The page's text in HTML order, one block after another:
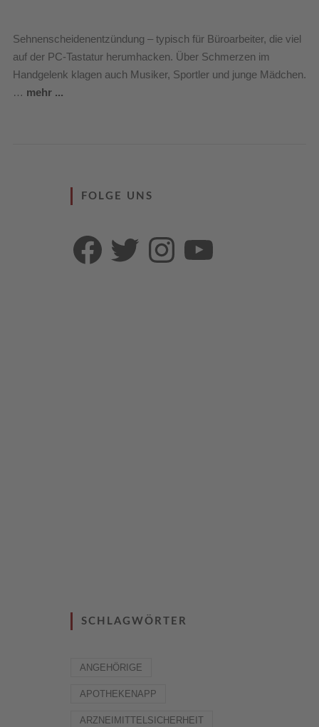
Sehnenscheidenentzündung – typisch für Büroarbeiter, die viel
auf der PC-Tastatur herumhacken. Über Schmerzen im
Handgelenk klagen auch Musiker, Sportler und junge Mädchen.
… mehr ...
FOLGE UNS
FacebookTwitter Instagram
SCHLAGWÖRTER
ANGEHÖRIGE
APOTHEKENAPP
ARZNEIMITTELSICHERHEIT